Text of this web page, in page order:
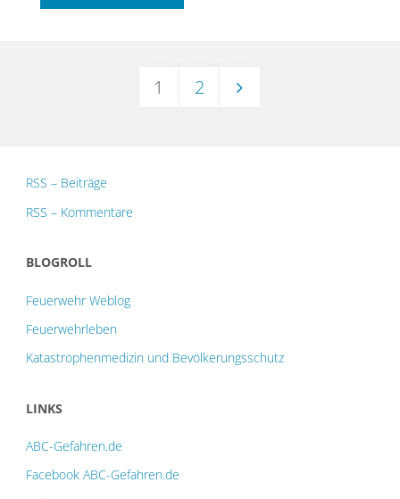
1 2
RSS – Beiträge
RSS – Kommentare
BLOGROLL
Feuerwehr Weblog
Feuerwehrleben
Katastrophenmedizin und Bevölkerungsschutz
LINKS
ABC-Gefahren.de
Facebook ABC-Gefahren.de